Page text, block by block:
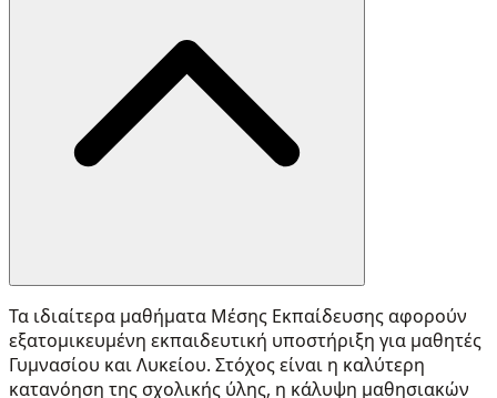
Τα ιδιαίτερα μαθήματα Μέσης Εκπαίδευσης αφορούν
εξατομικευμένη εκπαιδευτική υποστήριξη για μαθητές
Γυμνασίου και Λυκείου. Στόχος είναι η καλύτερη
κατανόηση της σχολικής ύλης, η κάλυψη μαθησιακών